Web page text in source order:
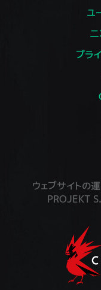
ユ
プラ
ウェブサイト
PROJEKT